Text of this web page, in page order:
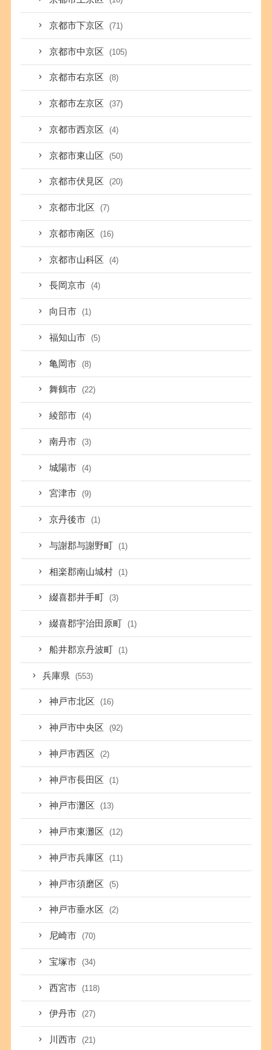
京都市下京区 (71)
京都市中京区 (105)
京都市右京区 (8)
京都市左京区 (37)
京都市西京区 (4)
京都市東山区 (50)
京都市伏見区 (20)
京都市北区 (7)
京都市南区 (16)
京都市山科区 (4)
長岡京市 (4)
向日市 (1)
福知山市 (5)
亀岡市 (8)
舞鶴市 (22)
綾部市 (4)
南丹市 (3)
城陽市 (4)
宮津市 (9)
京丹後市 (1)
与謝郡与謝野町 (1)
相楽郡南山城村 (1)
綴喜郡井手町 (3)
綴喜郡宇治田原町 (1)
船井郡京丹波町 (1)
兵庫県 (553)
神戸市北区 (16)
神戸市中央区 (92)
神戸市西区 (2)
神戸市長田区 (1)
神戸市灘区 (13)
神戸市東灘区 (12)
神戸市兵庫区 (11)
神戸市須磨区 (5)
神戸市垂水区 (2)
尼崎市 (70)
宝塚市 (34)
西宮市 (118)
伊丹市 (27)
川西市 (21)